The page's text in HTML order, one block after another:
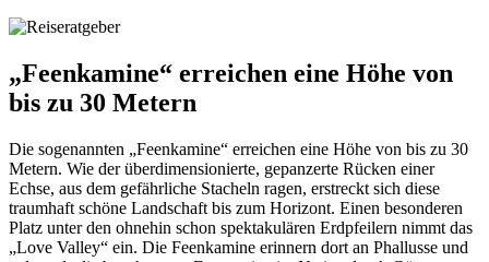
„Feenkamine“ erreichen eine Höhe von
bis zu 30 Metern
Die sogenannten „Feenkamine“ erreichen eine Höhe von bis zu 30
Metern. Wie der überdimensionierte, gepanzerte Rücken einer
Echse, aus dem gefährliche Stacheln ragen, erstreckt sich diese
traumhaft schöne Landschaft bis zum Horizont. Einen besonderen
Platz unter den ohnehin schon spektakulären Erdpfeilern nimmt das
„Love Valley“ ein. Die Feenkamine erinnern dort an Phallusse und